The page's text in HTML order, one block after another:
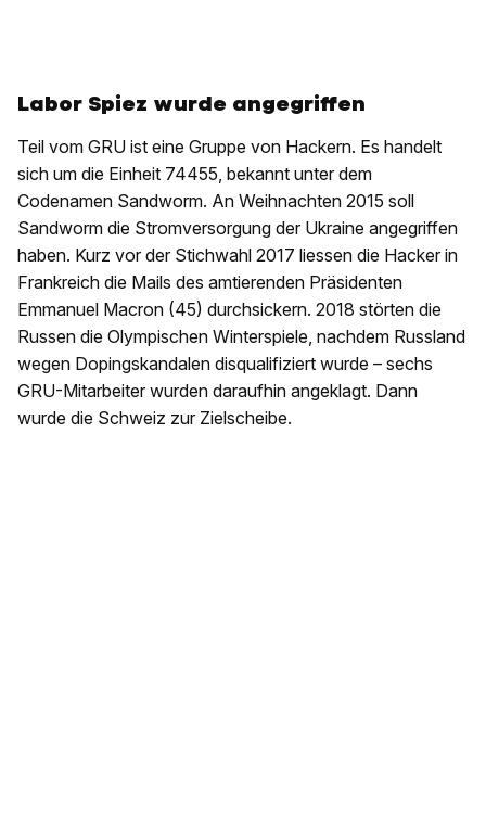
Labor Spiez wurde angegriffen
Teil vom GRU ist eine Gruppe von Hackern. Es handelt
sich um die Einheit 74455, bekannt unter dem
Codenamen Sandworm. An Weihnachten 2015 soll
Sandworm die Stromversorgung der Ukraine angegriffen
haben. Kurz vor der Stichwahl 2017 liessen die Hacker in
Frankreich die Mails des amtierenden Präsidenten
Emmanuel Macron (45) durchsickern. 2018 störten die
Russen die Olympischen Winterspiele, nachdem Russland
wegen Dopingskandalen disqualifiziert wurde – sechs
GRU-Mitarbeiter wurden daraufhin angeklagt. Dann
wurde die Schweiz zur Zielscheibe.